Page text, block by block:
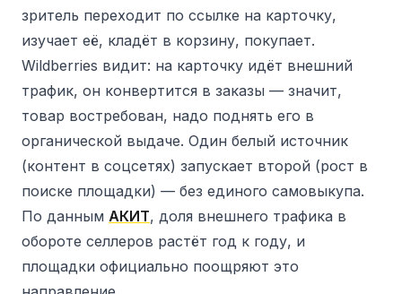
зритель переходит по ссылке на карточку,
изучает её, кладёт в корзину, покупает.
Wildberries видит: на карточку идёт внешний
трафик, он конвертится в заказы — значит,
товар востребован, надо поднять его в
органической выдаче. Один белый источник
(контент в соцсетях) запускает второй (рост в
поиске площадки) — без единого самовыкупа.
По данным АКИТ, доля внешнего трафика в
обороте селлеров растёт год к году, и
площадки официально поощряют это